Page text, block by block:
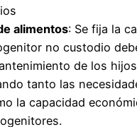
alimentos: Se fija la
no custodio
de los
tanto las
la capacidad